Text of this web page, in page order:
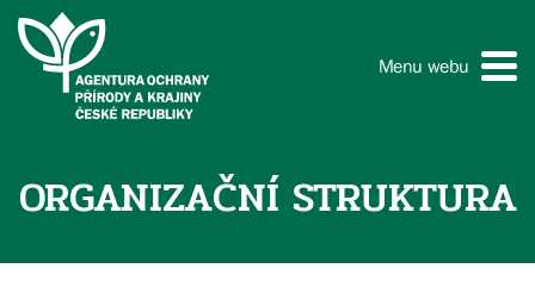
Menu webu
ORGANIZAČNÍ STRUKTURA